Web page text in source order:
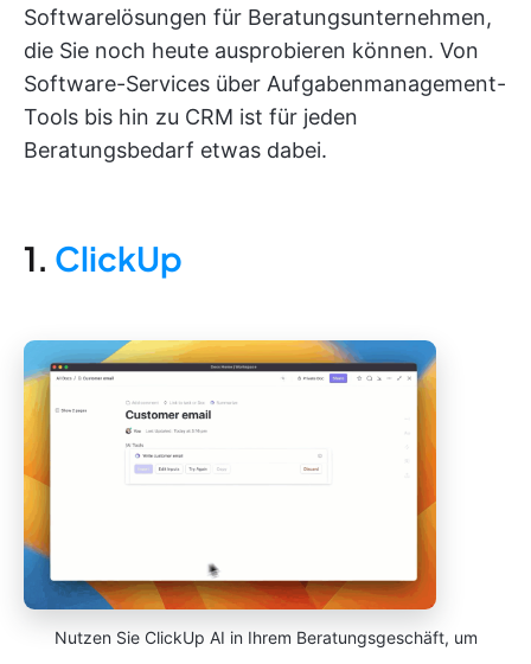
Softwarelösungen für Beratungsunternehmen,
die Sie noch heute ausprobieren können. Von
Software-Services über Aufgabenmanagement-
Tools bis hin zu CRM ist für jeden
Beratungsbedarf etwas dabei.
1. ClickUp
Nutzen Sie ClickUp AI in Ihrem Beratungsgeschäft, um